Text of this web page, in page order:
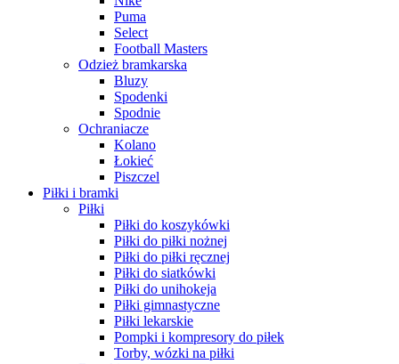
Puma
Select
Football Masters
Odzież bramkarska
Bluzy
Spodenki
Spodnie
Ochraniacze
Kolano
Łokieć
Piszczel
Piłki i bramki
Piłki
Piłki do koszykówki
Piłki do piłki nożnej
Piłki do piłki ręcznej
Piłki do siatkówki
Piłki do unihokeja
Piłki gimnastyczne
Piłki lekarskie
Pompki i kompresory do piłek
Torby, wózki na piłki